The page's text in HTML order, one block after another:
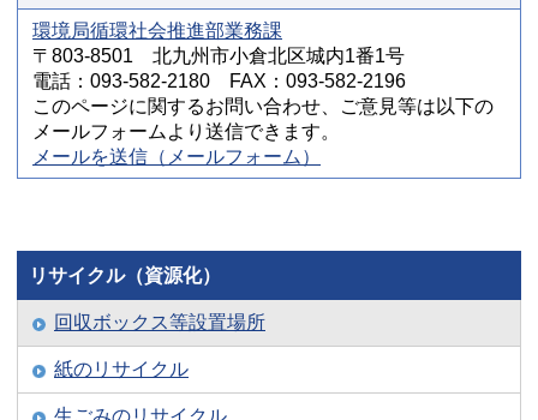
環境局循環社会推進部業務課
〒803-8501 北九州市小倉北区城内1番1号
電話：093-582-2180 FAX：093-582-2196
このページに関するお問い合わせ、ご意見等は以下の
メールフォームより送信できます。
メールを送信（メールフォーム）
リサイクル（資源化）
回収ボックス等設置場所
紙のリサイクル
生ごみのリサイクル